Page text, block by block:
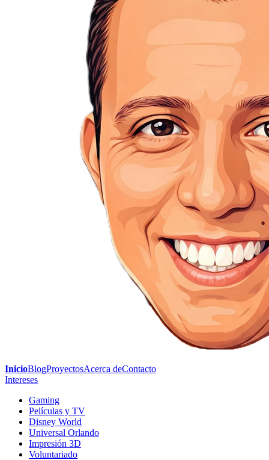
InicioBlogProyectosAcerca deContacto
Intereses
Gaming
Películas y TV
Disney World
Universal Orlando
Impresión 3D
Voluntariado